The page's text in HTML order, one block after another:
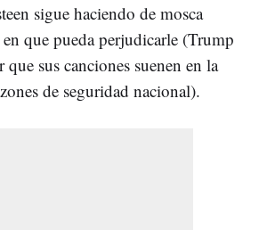
sigue haciendo de mosca
que pueda perjudicarle (Trump
sus canciones suenen en la
de seguridad nacional).